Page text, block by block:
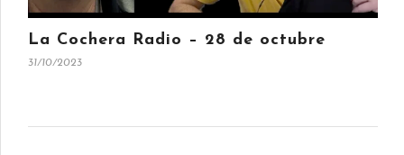
La Cochera Radio – 28 de octubre
31/10/2023